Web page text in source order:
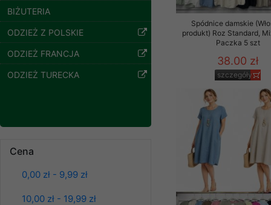
BIŻUTERIA
ODZIEŻ Z POLSKIE
ODZIEŻ FRANCJA
ODZIEŻ TURECKA
Cena
0,00 zł - 9,99 zł
10,00 zł - 19,99 zł
szczegóły
Spódnice damskie
produkt) Roz Standard,
Paczka 5 szt
38.00 zł
szczegóły
Polityka prywatności
Polityka prywatności
Zapewniamy naszym
Dane osobowe
Klientów
ochronie danych
serwerach
pracownicy Sklepu.
Każdy Klient, który
ich weryfikacji,